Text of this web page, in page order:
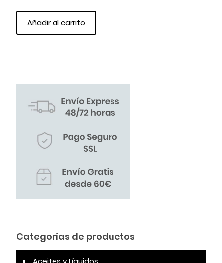
Añadir al carrito
Categorías de productos
Aceites y Líquidos